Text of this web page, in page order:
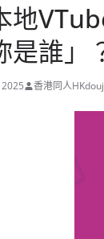
地
是誰」
香港同人